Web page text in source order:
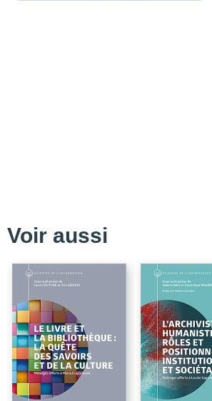
Voir aussi